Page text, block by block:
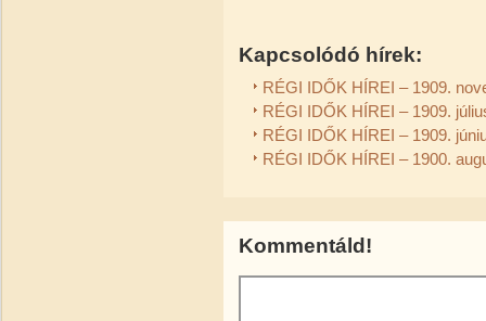
Kapcsolódó hírek:
RÉGI IDŐK HÍREI – 1909.
RÉGI IDŐK HÍREI – 1909.
RÉGI IDŐK HÍREI – 1909.
RÉGI IDŐK HÍREI – 1900.
Kommentáld!